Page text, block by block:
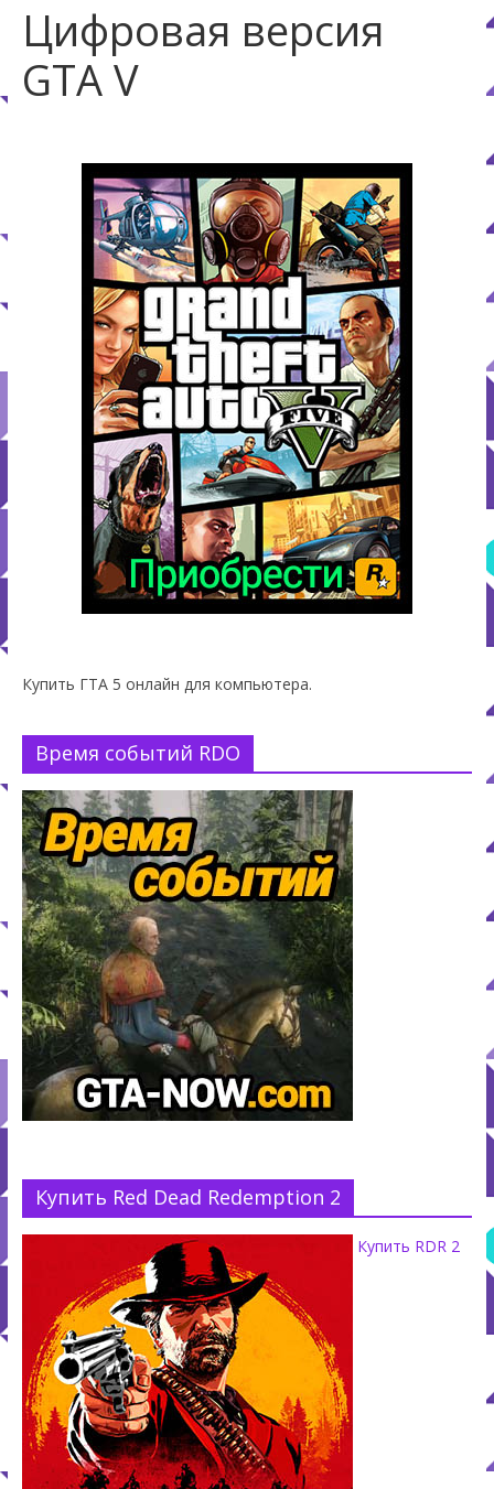
Цифровая версия
GTA V
Купить ГТА 5 онлайн для компьютера.
Время событий RDO
Купить Red Dead Redemption 2
Купить RDR 2